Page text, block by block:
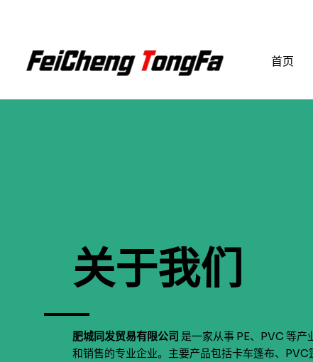
首页
关于我们
肥城同发贸易有限公司 是一家从事 PE、PVC 等产
和销售的专业企业。主要产品包括卡车篷布、PVC